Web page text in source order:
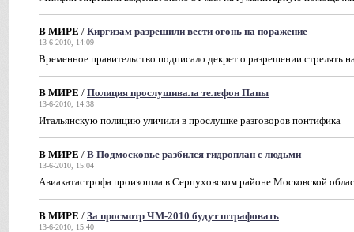
В МИРЕ / Киргизам разрешили вести огонь на поражение
13-6-2010, 14:09
Временное правительство подписало декрет о разрешении стрелять
В МИРЕ / Полиция прослушивала телефон Папы
13-6-2010, 14:38
Итальянскую полицию уличили в прослушке разговоров понтифика
В МИРЕ / В Подмосковье разбился гидроплан с людьми
13-6-2010, 15:04
Авиакатастрофа произошла в Серпуховском районе Московской
В МИРЕ / За просмотр ЧМ-2010 будут штрафовать
13-6-2010, 15:40